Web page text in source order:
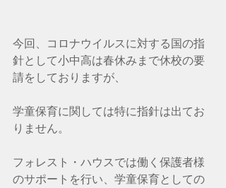
今回、コロナウイルスに対する国の指
針として小中高は春休みまで休校の要
請をしておりますが、
学童保育に関しては特に指針は出てお
りません。
フォレスト・ハウスでは働く保護者様
のサポートを行い、学童保育としての